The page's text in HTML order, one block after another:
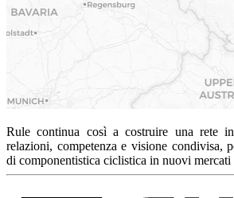
Rule continua così a costruire una rete
relazioni, competenza e visione condivisa,
di componentistica ciclistica in nuovi mercati